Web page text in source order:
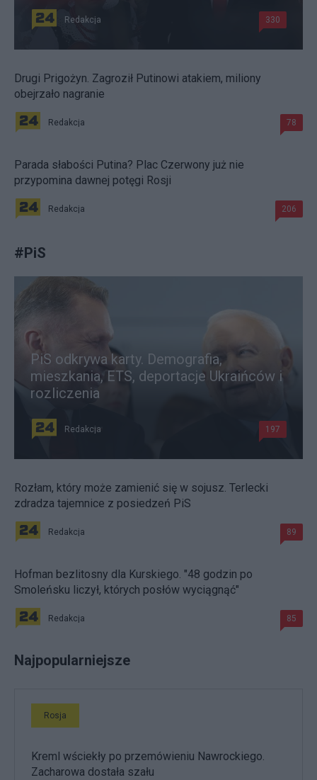
Redakcja 330
Drugi Prigożyn. Zagroził Putinowi atakiem, miliony
obejrzało nagranie
Redakcja 78
Parada słabości Putina? Plac Czerwony już nie
przypomina dawnej potęgi Rosji
Redakcja 206
#PiS
PiS odkrywa karty. Demografia,
mieszkania, ETS, deportacje Ukraińców i
rozliczenia
Redakcja 197
Rozłam, który może zamienić się w sojusz. Terlecki
zdradza tajemnice z posiedzeń PiS
Redakcja 89
Hofman bezlitosny dla Kurskiego. "48 godzin po
Smoleńsku liczył, których posłów wyciągnąć"
Redakcja 85
Najpopularniejsze
Rosja
Kreml wściekły po przemówieniu Nawrockiego.
Zacharowa dostała szału